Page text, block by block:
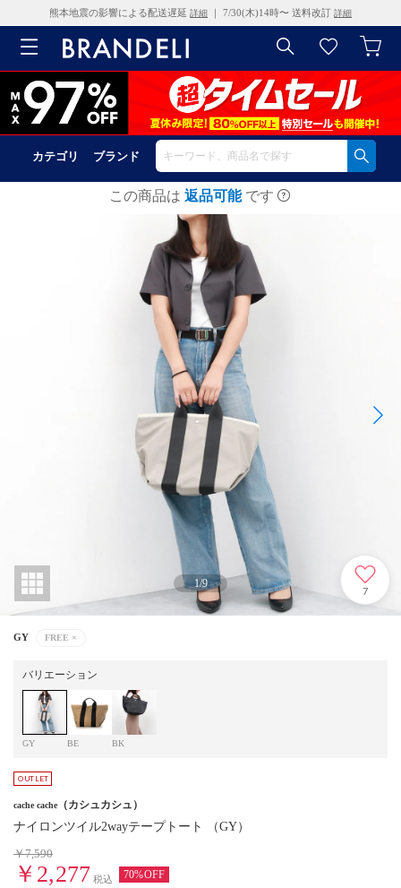
熊本地震の影響による配送遅延 詳細 ｜ 7/30(木)14時〜 送料改訂 詳細
カテゴリ ブランド
この商品は 返品可能 です
1/9
7
GY FREE ×
バリエーション
GY BE BK
cache cache （カシュカシュ）
ナイロンツイル2wayテープトート （GY）
￥7,590
￥2,277 税込 70%OFF